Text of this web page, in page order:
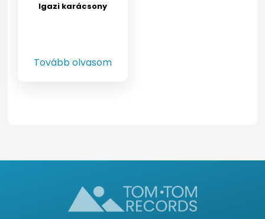
Igazi karácsony
Tovább olvasom